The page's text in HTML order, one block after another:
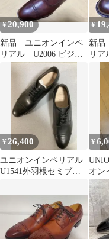
¥20,900
新品 ユニオンインペ
リアル U2006 ビジネ
スシューズ 7.5EEE
¥
新品
リ
レ
¥ 26,400
ユニオンインペリアル
U1541外羽根セミブロ
❶❶❼
¥
オン
ロー